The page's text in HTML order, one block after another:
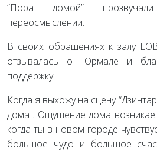
“Пора домой”
переосмыслении.
В своих обращениях к залу
отзывалась о Юрмале и
поддержку:
Когда я выхожу на сцену
дома . Ощущение дома
когда ты в новом городе
большое чудо и большое